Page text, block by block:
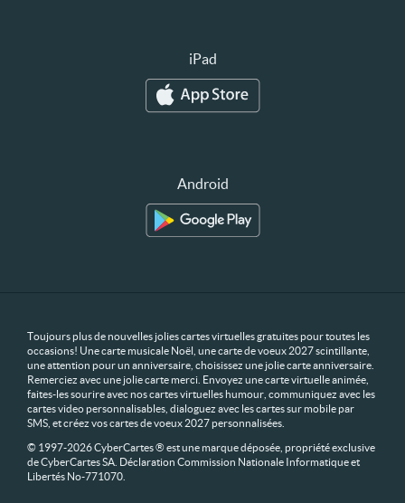
iPad
Android
Toujours plus de nouvelles jolies cartes virtuelles gratuites pour toutes les
occasions! Une carte musicale Noël, une carte de voeux 2027 scintillante,
une attention pour un anniversaire, choisissez une jolie carte anniversaire.
Remerciez avec une jolie carte merci. Envoyez une carte virtuelle animée,
faites-les sourire avec nos cartes virtuelles humour, communiquez avec les
cartes video personnalisables, dialoguez avec les cartes sur mobile par
SMS, et créez vos cartes de voeux 2027 personnalisées.
© 1997-2026 CyberCartes ® est une marque déposée, propriété exclusive
de CyberCartes SA. Déclaration Commission Nationale Informatique et
Libertés No-771070.